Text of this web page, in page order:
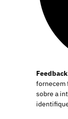
fornecem
sobre a